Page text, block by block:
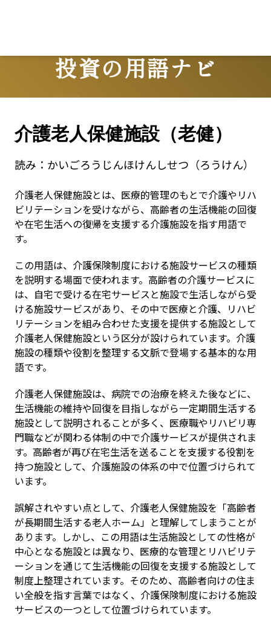
投資の用語ナビ
Terms
介護老人保健施設（老健）
読み： かいごろうじんほけんしせつ（ろうけん）
介護老人保健施設とは、医療的管理のもとで介護やリハ
ビリテーションを受けながら、高齢者の生活機能の回復
や在宅生活への復帰を支援する介護施設を指す用語で
す。
この用語は、介護保険制度における施設サービスの種類
を説明する場面で使われます。高齢者の介護サービスに
は、自宅で受ける在宅サービスと施設で生活しながら受
ける施設サービスがあり、その中で医療と介護、リハビ
リテーションを組み合わせた支援を提供する施設として
介護老人保健施設という区分が設けられています。介護
施設の種類や役割を整理する文脈で登場する基本的な用
語です。
介護老人保健施設は、病院での治療を終えた後などに、
生活機能の維持や回復を目指しながら一定期間生活する
施設として説明されることが多く、医療職やリハビリ専
門職などが関わる体制の中で介護サービスが提供されま
す。高齢者が再び在宅生活を送ることを支援する役割を
持つ施設として、介護施設の体系の中で位置づけられて
います。
誤解されやすい点として、介護老人保健施設を「高齢者
が長期間生活する老人ホーム」と理解してしまうことが
あります。しかし、この用語は生活施設としての性格が
中心となる施設とは異なり、医療的な管理とリハビリテ
ーションを通じて生活機能の回復を支援する施設として
制度上整理されています。そのため、高齢者向けの住ま
い全般を指す言葉ではなく、介護保険制度における施設
サービスの一つとして位置づけられています。